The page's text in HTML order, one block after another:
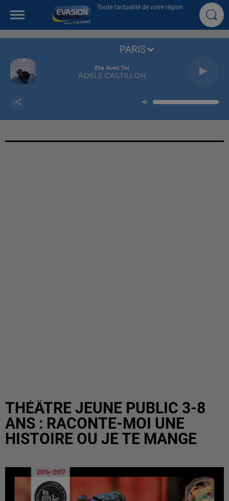
Toute l'actualité de votre région
Ete Avec Toi
ADELE CASTILLON
PARIS
THÉÂTRE JEUNE PUBLIC 3-8
ANS : RACONTE-MOI UNE
HISTOIRE OU JE TE MANGE